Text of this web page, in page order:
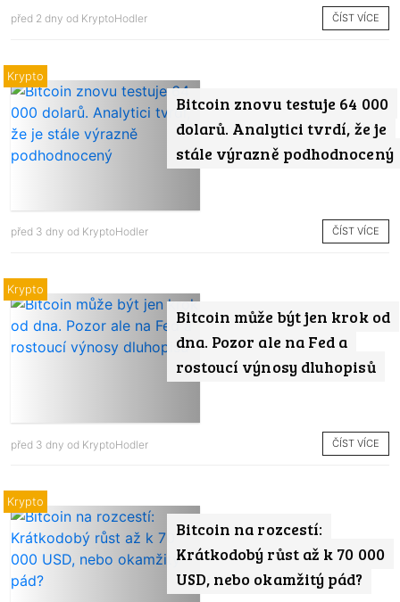
před 2 dny od KryptoHodler ČÍST VÍCE
Bitcoin znovu testuje 64 000
dolarů. Analytici tvrdí, že je
stále výrazně podhodnocený
Krypto
před 3 dny od KryptoHodler ČÍST VÍCE
Bitcoin může být jen krok od
dna. Pozor ale na Fed a
rostoucí výnosy dluhopisů
Krypto
před 3 dny od KryptoHodler ČÍST VÍCE
Bitcoin na rozcestí:
Krátkodobý růst až k 70 000
USD, nebo okamžitý pád?
Krypto